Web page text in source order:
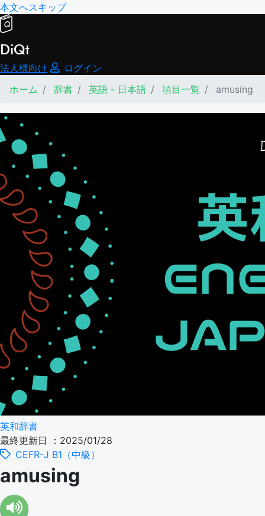
本文へスキップ
DiQt
法人様向け
ログイン
ホーム
辞書 英語 - 日本語 項目一覧 amusing
英和辞書
最終更新日 ：2025/01/28
CEFR-J B1（中級）
amusing